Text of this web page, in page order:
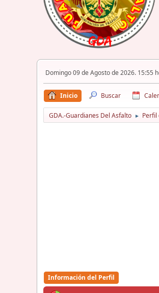
Domingo 09 de Agosto de 2026. 15:55
Inicio Buscar
GDA.-Guardianes Del Asfalto ► Perfil
Información del Perfil